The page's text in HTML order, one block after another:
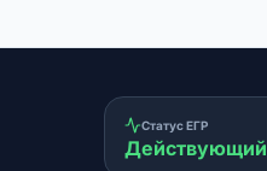
Статус ЕГР
Действующий